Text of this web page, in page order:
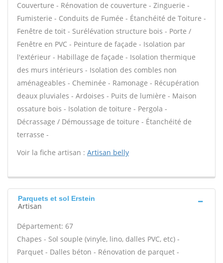
Couverture - Rénovation de couverture - Zinguerie -
Fumisterie - Conduits de Fumée - Étanchéité de Toiture -
Fenêtre de toit - Surélévation structure bois - Porte /
Fenêtre en PVC - Peinture de façade - Isolation par
l'extérieur - Habillage de façade - Isolation thermique
des murs intérieurs - Isolation des combles non
aménageables - Cheminée - Ramonage - Récupération
deaux pluviales - Ardoises - Puits de lumière - Maison
ossature bois - Isolation de toiture - Pergola -
Décrassage / Démoussage de toiture - Étanchéité de
terrasse -
Voir la fiche artisan : Artisan belly
Parquets et sol Erstein
Artisan
Département: 67
Chapes - Sol souple (vinyle, lino, dalles PVC, etc) -
Parquet - Dalles béton - Rénovation de parquet -